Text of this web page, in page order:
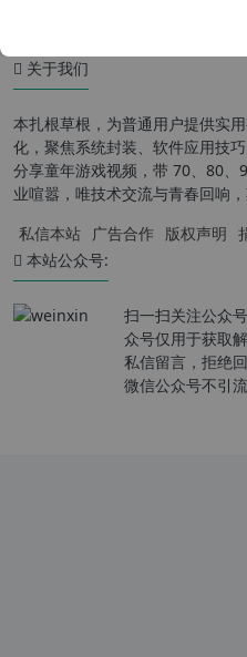
关于我们
本扎根草根，为普通用户提供实
化，聚焦系统封装、软件应用技
分享童年游戏视频，带 70、80
业喧嚣，唯技术交流与青春回响
私信本站 广告合作 版权声明
本站公众号:
扫一扫关注公众
众号仅用于获取
私信留言，拒绝回
微信公众号不引流